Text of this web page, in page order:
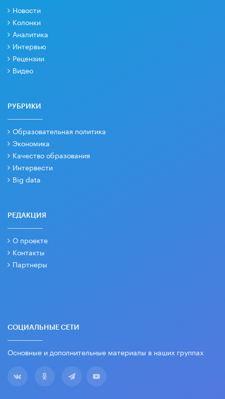
Новости
Колонки
Аналитика
Интервью
Рецензии
Видео
РУБРИКИ
Образовательная политика
Экономика
Качество образования
Интервести
Big data
РЕДАКЦИЯ
О проекте
Контакты
Партнеры
СОЦИАЛЬНЫЕ СЕТИ
Основные и дополнительные материалы в наших группах